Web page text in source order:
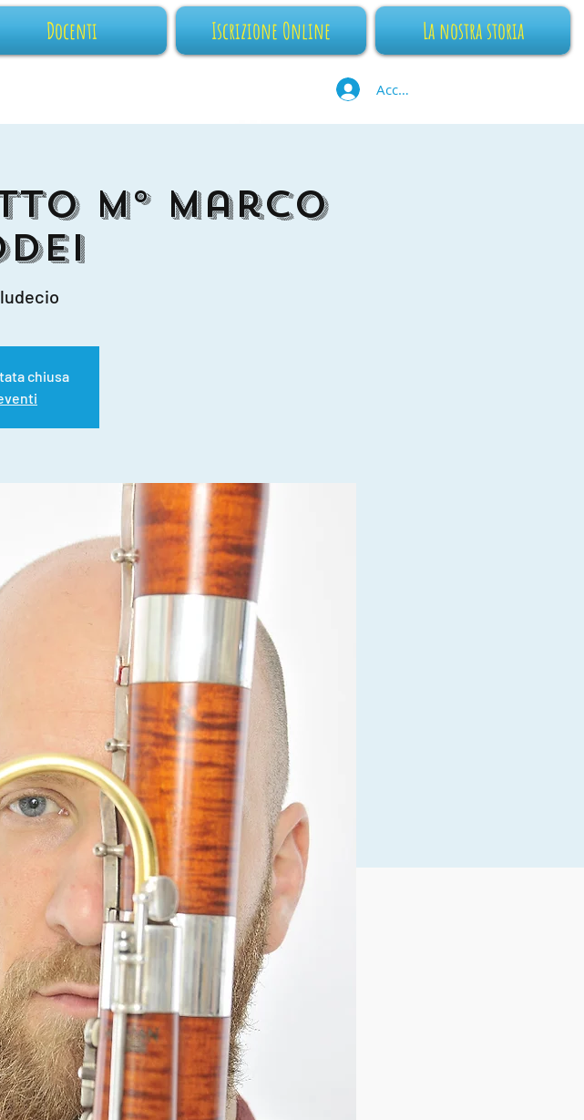
Docenti Iscrizione Online La nostra storia
Accedi
M° Marco
chiusa